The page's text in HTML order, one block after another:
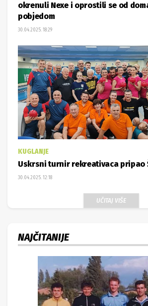
okrenuli Nexe i oprostili se od
pobjedom
30.04.2025. 18:29
KUGLANJE
Uskrsni turnir rekreativaca pripao
30.04.2025. 12:18
UČITAJ VIŠE
NAJČITANIJE